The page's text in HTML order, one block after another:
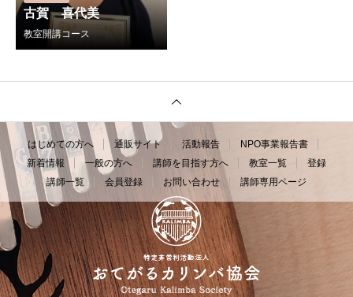
古賀 喜代美
教室開講コース
はじめての方へ 通販サイト 活動報告
NPO事業報告書
新着情報
一般の方へ 講師を目指す方へ 教室一覧
登録
講師一覧
会員登録 お問い合わせ 講師専用ページ